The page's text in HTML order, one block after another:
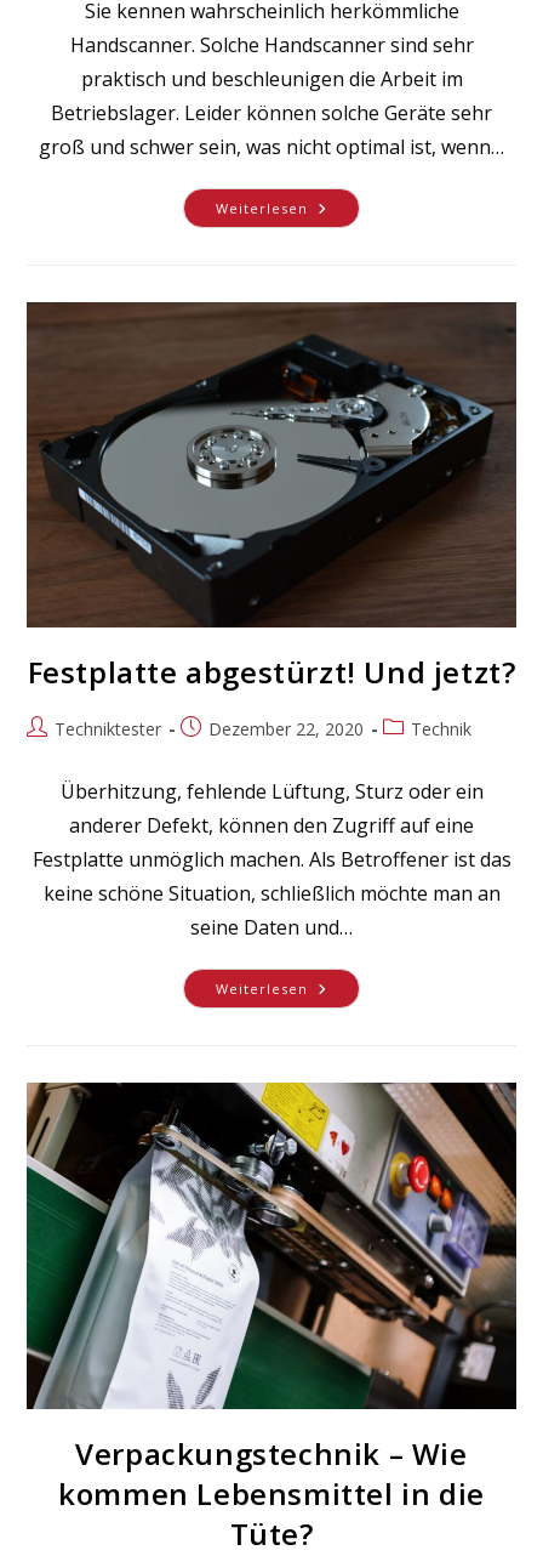
Sie kennen wahrscheinlich herkömmliche
Handscanner. Solche Handscanner sind sehr
praktisch und beschleunigen die Arbeit im
Betriebslager. Leider können solche Geräte sehr
groß und schwer sein, was nicht optimal ist, wenn…
Weiterlesen Eine
Innovative
Festplatte abgestürzt! Und jetzt?
Beitrags-
Techniktester
BeitragDezember 22, 2020
Beitrags-
Technik
Überhitzung, fehlende Lüftung, Sturz oder ein
anderer Defekt, können den Zugriff auf eine
Festplatte unmöglich machen. Als Betroffener ist das
keine schöne Situation, schließlich möchte man an
seine Daten und…
Weiterlesen Festplatte
Abgestürzt!
Verpackungstechnik – Wie
kommen Lebensmittel in die
Tüte?